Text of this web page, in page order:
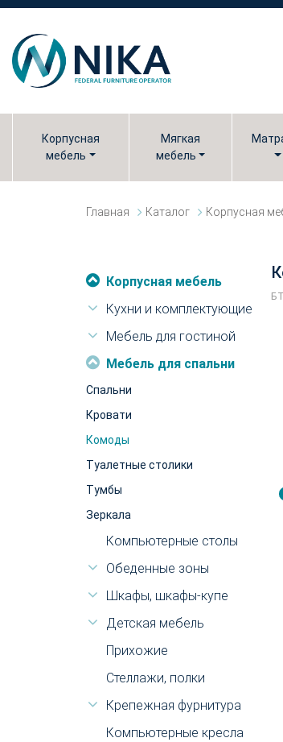
Корпусная
мебель
Мягкая
мебель
Главная Каталог Корпусная
Корпусная мебель
Кухни и комплектующие
Мебель для гостиной
Мебель для спальни
Спальни
Кровати
Комоды
Туалетные столики
Тумбы
Зеркала
Компьютерные столы
Обеденные зоны
Шкафы, шкафы-купе
Детская мебель
Прихожие
Стеллажи, полки
Крепежная фурнитура
Компьютерные кресла